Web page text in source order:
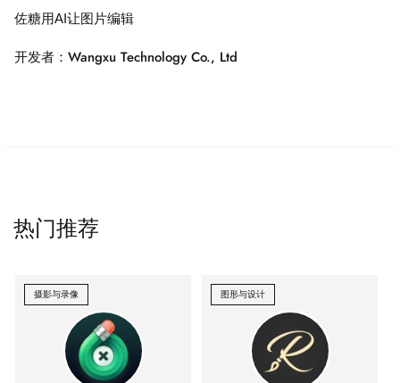
佐糖用AI让图片编辑
开发者：Wangxu Technology Co., Ltd
热门推荐
摄影与录像 图形与设计